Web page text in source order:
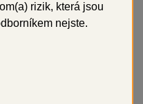
42 - 32rizik, která jsou
nejste.